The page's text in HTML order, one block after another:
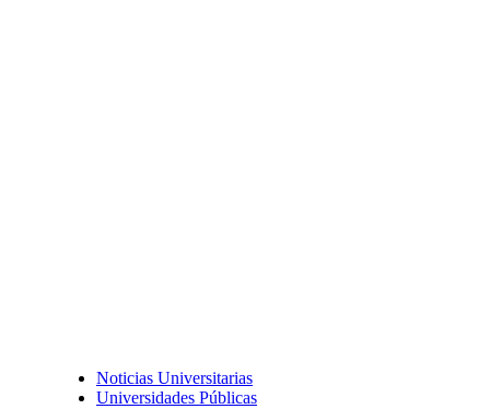
Noticias Universitarias
Universidades Públicas